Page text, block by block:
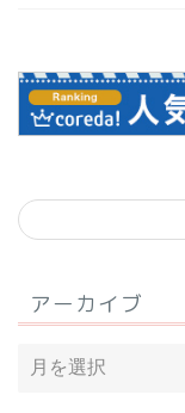
アーカイブ